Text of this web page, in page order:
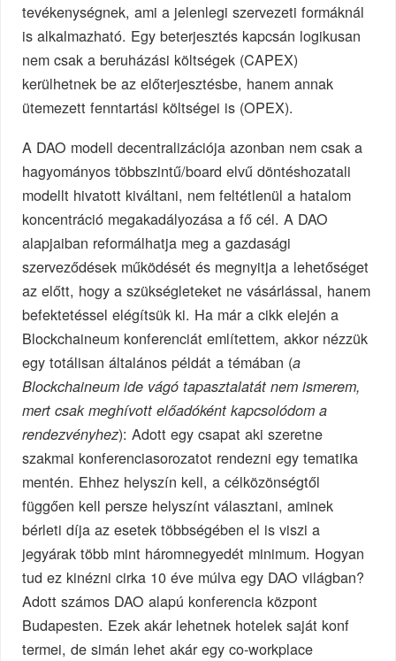
tevékenységnek, ami a jelenlegi szervezeti formáknál
is alkalmazható. Egy beterjesztés kapcsán logikusan
nem csak a beruházási költségek (CAPEX)
kerülhetnek be az előterjesztésbe, hanem annak
ütemezett fenntartási költségei is (OPEX).
A DAO modell decentralizációja azonban nem csak a
hagyományos többszintű/board elvű döntéshozatali
modellt hivatott kiváltani, nem feltétlenül a hatalom
koncentráció megakadályozása a fő cél. A DAO
alapjaiban reformálhatja meg a gazdasági
szerveződések működését és megnyitja a lehetőséget
az előtt, hogy a szükségleteket ne vásárlással, hanem
befektetéssel elégítsük ki. Ha már a cikk elején a
Blockchaineum konferenciát említettem, akkor nézzük
egy totálisan általános példát a témában (a
Blockchaineum ide vágó tapasztalatát nem ismerem,
mert csak meghívott előadóként kapcsolódom a
rendezvényhez): Adott egy csapat aki szeretne
szakmai konferenciasorozatot rendezni egy tematika
mentén. Ehhez helyszín kell, a célközönségtől
függően kell persze helyszínt választani, aminek
bérleti díja az esetek többségében el is viszi a
jegyárak több mint háromnegyedét minimum. Hogyan
tud ez kinézni cirka 10 éve múlva egy DAO világban?
Adott számos DAO alapú konferencia központ
Budapesten. Ezek akár lehetnek hotelek saját konf
termei, de simán lehet akár egy co-workplace